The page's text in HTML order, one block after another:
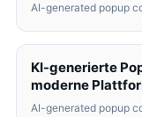
AI-generated popup
KI-generierte
moderne
AI-generated popup